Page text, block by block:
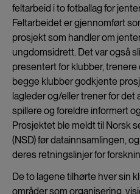
feltarbeid i to fotballag for
Feltarbeidet er gjennomført
prosjekt som handler om
ungdomsidrett. Det var også
presentert for klubber, trenere
begge klubber godkjente
lagleder og/eller trener for det
spillere og foreldre informert
Prosjektet ble meldt til Norsk
(NSD) før datainnsamlingen,
deres retningslinjer for
De to lagene tilhørte hver sin
områder som organisering,